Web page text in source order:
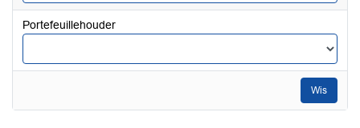
met
Portefeuillehouder
Wis